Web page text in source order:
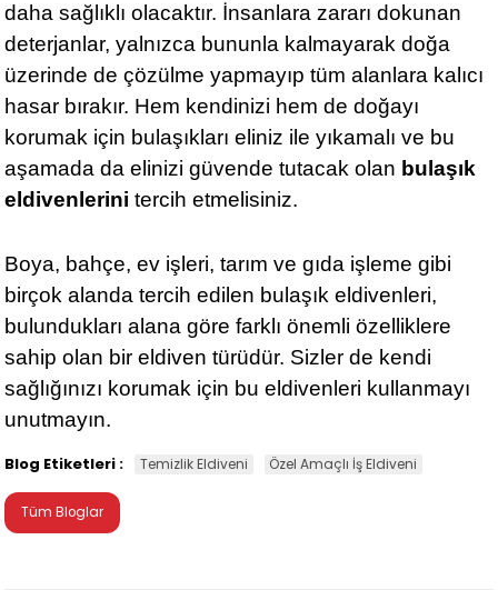
daha sağlıklı olacaktır. İnsanlara zararı dokunan
deterjanlar, yalnızca bununla kalmayarak doğa
üzerinde de çözülme yapmayıp tüm alanlara kalıcı
hasar bırakır. Hem kendinizi hem de doğayı
korumak için bulaşıkları eliniz ile yıkamalı ve bu
aşamada da elinizi güvende tutacak olan bulaşık
eldivenlerini tercih etmelisiniz.
Boya, bahçe, ev işleri, tarım ve gıda işleme gibi
birçok alanda tercih edilen bulaşık eldivenleri,
bulundukları alana göre farklı önemli özelliklere
sahip olan bir eldiven türüdür. Sizler de kendi
sağlığınızı korumak için bu eldivenleri kullanmayı
unutmayın.
Blog Etiketleri : Temizlik Eldiveni Özel Amaçlı İş Eldiveni
Tüm Bloglar